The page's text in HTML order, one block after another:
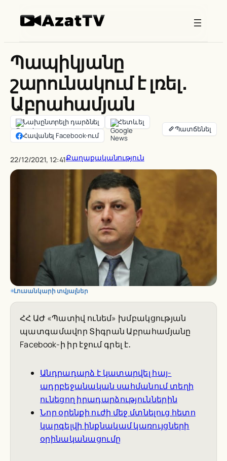
Պապիկյանը
շարունակում է լռել․
Աբրահամյան
Նախընտրելի դարձնել
Հետևել
Հավանել Facebook-ում
22/12/2021, 12:41Քաղաքականություն
Լուսանկարի տվյալներ
ՀՀ ԱԺ «Պատիվ ունեմ» խմբակցության
պատգամավոր Տիգրան Աբրահամյանը
Facebook-ի իր էջում գրել է․
Անդրադարձ է կատարվել հայ-
ադրբեջանական սահմանում տեղի
ունեցող իրադարձություններին
Նոր օրենքի ուժի մեջ մտնելուց հետո
կարգելվի ինքնակամ կառույցների
օրինականացումը